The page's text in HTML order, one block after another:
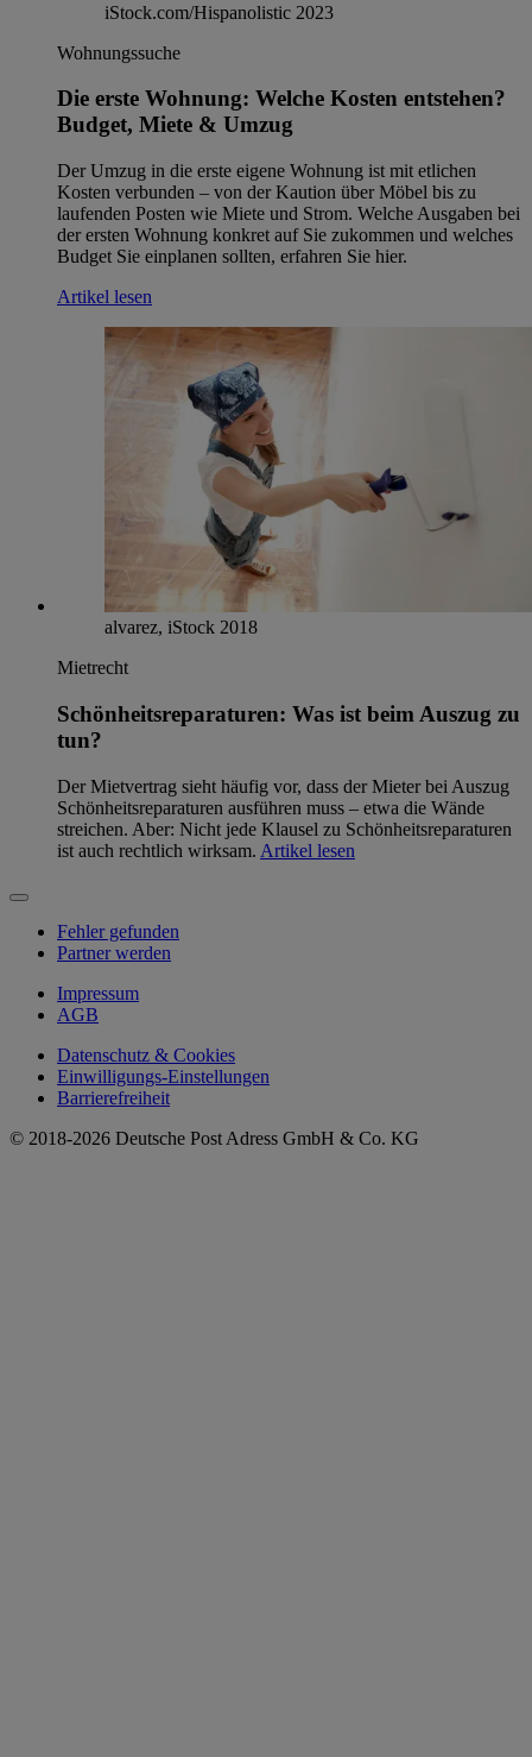
iStock.com/Hispanolistic 2023
Wohnungssuche
Die erste Wohnung: Welche Kosten entstehen?
Budget, Miete & Umzug
Der Umzug in die erste eigene Wohnung ist mit etlichen
Kosten verbunden – von der Kaution über Möbel bis zu
laufenden Posten wie Miete und Strom. Welche Ausgaben bei
der ersten Wohnung konkret auf Sie zukommen und welches
Budget Sie einplanen sollten, erfahren Sie hier.
Artikel lesen
alvarez, iStock 2018
Mietrecht
Schönheitsreparaturen: Was ist beim Auszug zu
tun?
Der Mietvertrag sieht häufig vor, dass der Mieter bei Auszug
Schönheitsreparaturen ausführen muss – etwa die Wände
streichen. Aber: Nicht jede Klausel zu Schönheitsreparaturen
ist auch rechtlich wirksam. Artikel lesen
Fehler gefunden
Partner werden
Impressum
AGB
Datenschutz & Cookies
Einwilligungs-Einstellungen
Barrierefreiheit
© 2018-2026 Deutsche Post Adress GmbH & Co. KG